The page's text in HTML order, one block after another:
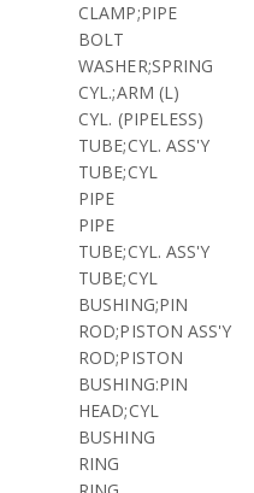
CLAMP;PIPE
BOLT
WASHER;SPRING
CYL.;ARM (L)
CYL. (PIPELESS)
TUBE;CYL. ASS'Y
TUBE;CYL
PIPE
PIPE
TUBE;CYL. ASS'Y
TUBE;CYL
BUSHING;PIN
ROD;PISTON ASS'Y
ROD;PISTON
BUSHING:PIN
HEAD;CYL
BUSHING
RING